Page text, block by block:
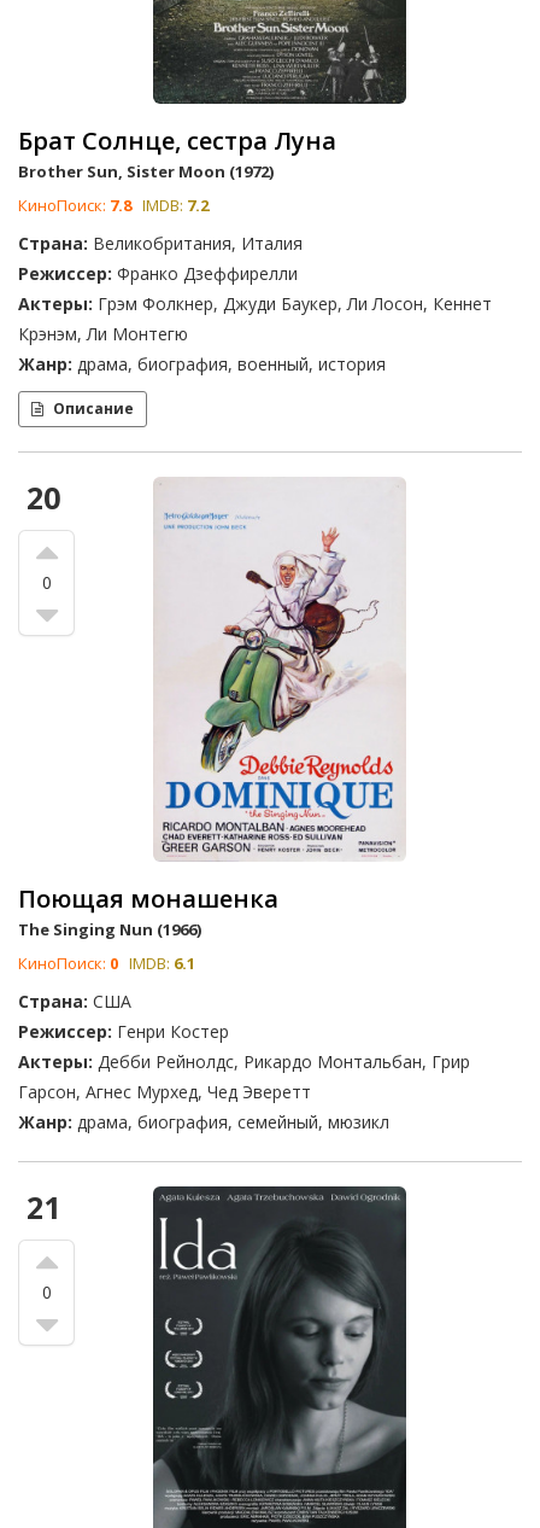
Брат Солнце, сестра Луна
Brother Sun, Sister Moon (1972)
КиноПоиск: 7.8 IMDB: 7.2
Страна: Великобритания, Италия
Режиссер: Франко Дзеффирелли
Актеры: Грэм Фолкнер, Джуди Баукер, Ли Лосон, Кеннет
Крэнэм, Ли Монтегю
Жанр: драма, биография, военный, история
Описание
20
0
Поющая монашенка
The Singing Nun (1966)
КиноПоиск: 0 IMDB: 6.1
Страна: США
Режиссер: Генри Костер
Актеры: Дебби Рейнолдс, Рикардо Монтальбан, Грир
Гарсон, Агнес Мурхед, Чед Эверетт
Жанр: драма, биография, семейный, мюзикл
21
0